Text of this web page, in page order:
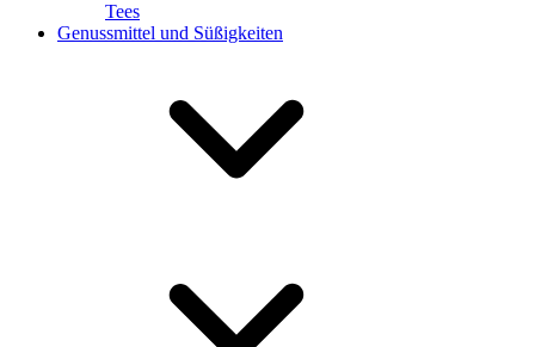
Tees
Genussmittel und Süßigkeiten